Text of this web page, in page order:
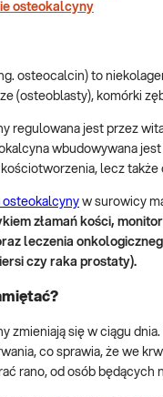
osteokalcyny
osteocalcin) to
(osteoblasty), komórki
regulowana jest przez
wbudowywana
lecz
osteokalcyny w surowicy
złamań kości,
leczenia
czy raka prostaty).
zmieniają się w ciągu
co sprawia, że we
rano, od osób